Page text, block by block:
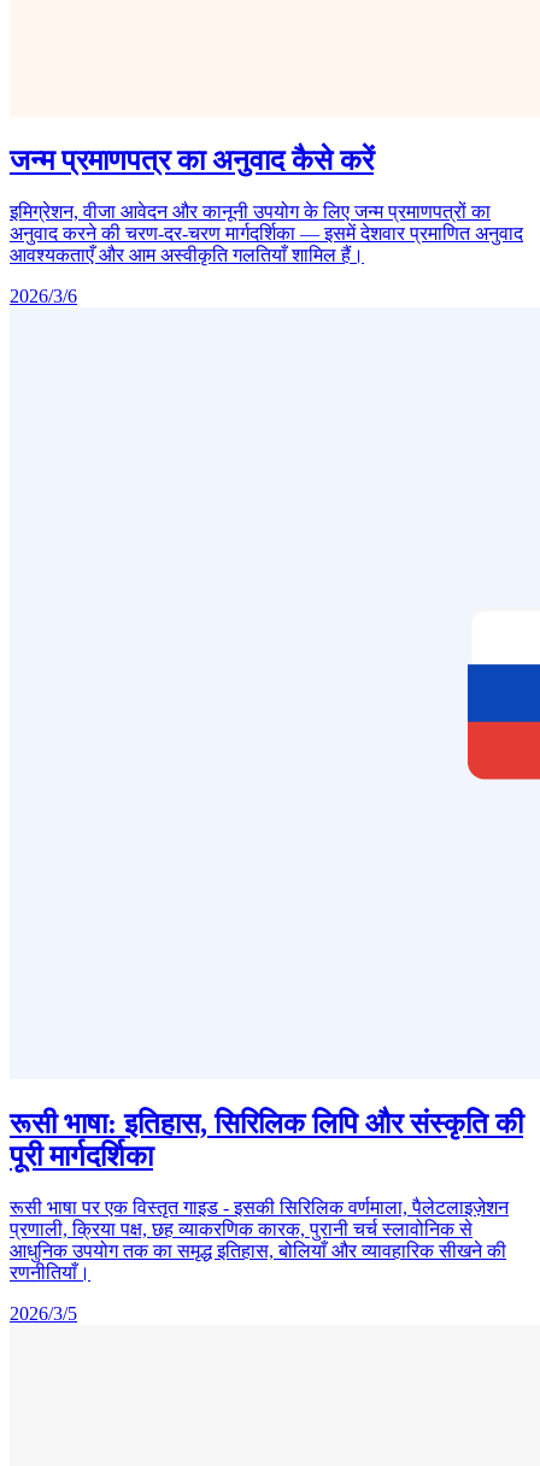
जन्म प्रमाणपत्र का अनुवाद कैसे करें
इमिग्रेशन, वीजा आवेदन और कानूनी उपयोग के लिए जन्म प्रमाणपत्रों का
अनुवाद करने की चरण-दर-चरण मार्गदर्शिका — इसमें देशवार प्रमाणित अनुवाद
आवश्यकताएँ और आम अस्वीकृति गलतियाँ शामिल हैं।
2026/3/6
रूसी भाषा: इतिहास, सिरिलिक लिपि और संस्कृति की
पूरी मार्गदर्शिका
रूसी भाषा पर एक विस्तृत गाइड - इसकी सिरिलिक वर्णमाला, पैलेटलाइज़ेशन
प्रणाली, क्रिया पक्ष, छह व्याकरणिक कारक, पुरानी चर्च स्लावोनिक से
आधुनिक उपयोग तक का समृद्ध इतिहास, बोलियाँ और व्यावहारिक सीखने की
रणनीतियाँ।
2026/3/5